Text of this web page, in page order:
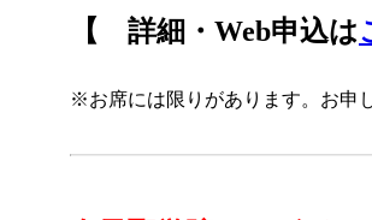
【 詳細・Web申込は
※お席には限りがあります。お申